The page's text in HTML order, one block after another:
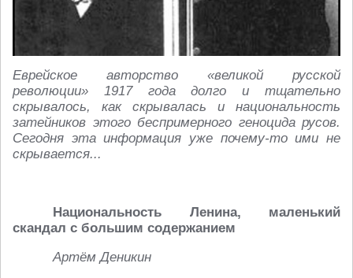
Еврейское авторство «великой русской
революции» 1917 года долго и тщательно
скрывалось, как скрывалась и национальность
затейников этого беспримерного геноцида русов.
Сегодня эта информация уже почему-то ими не
скрывается...
Национальность Ленина, маленький
скандал с большим содержанием
Артём Деникин